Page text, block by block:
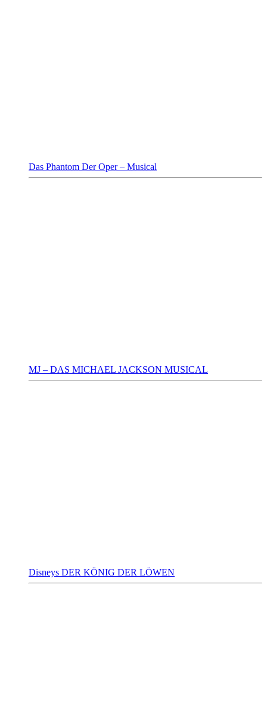
Das Phantom Der Oper – Musical
MJ – DAS MICHAEL JACKSON MUSICAL
Disneys DER KÖNIG DER LÖWEN